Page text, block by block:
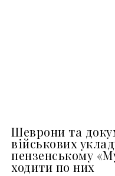
Шеврони та
військових
пензенському
ходити по них